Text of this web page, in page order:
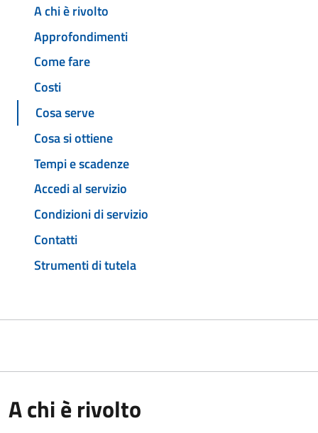
A chi è rivolto
Approfondimenti
Come fare
Costi
Cosa serve
Cosa si ottiene
Tempi e scadenze
Accedi al servizio
Condizioni di servizio
Contatti
Strumenti di tutela
A chi è rivolto